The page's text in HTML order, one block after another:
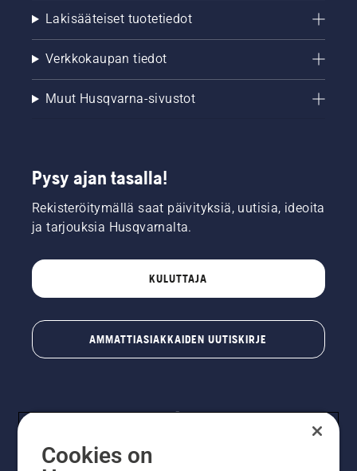
Lakisääteiset tuotetiedot
Verkkokaupan tiedot
Muut Husqvarna-sivustot
Pysy ajan tasalla!
Rekisteröitymällä saat päivityksiä, uutisia, ideoita
ja tarjouksia Husqvarnalta.
KULUTTAJA
AMMATTIASIAKKAIDEN UUTISKIRJE
Cookies on